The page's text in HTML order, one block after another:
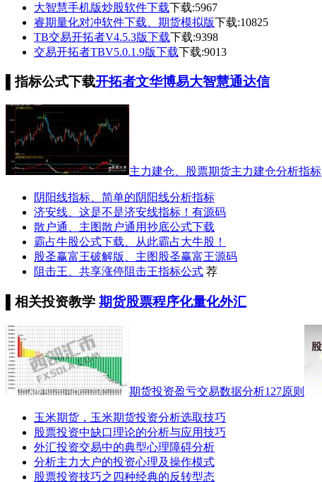
大智慧手机版炒股软件下载下载:5967
睿期量化对冲软件下载、期货模拟版下载:10825
TB交易开拓者V4.5.3版下载下载:9398
交易开拓者TBV5.0.1.9版下载下载:9013
▌指标公式下载开拓者文华博易大智慧通达信
主力建仓、股票期货主力建仓分析指标
阴阳线指标、简单的阴阳线分析指标
济安线、这是不是济安线指标！有源码
散户通、主图散户通用抄底公式下载
霸占牛股公式下载、从此霸占大牛股！
股圣赢富王破解版、主图股圣赢富王源码
阻击王、共享涨停阻击王指标公式 荐
相关投资教学 期货股票程序化量化外汇
期货投资盈亏交易数据分析127原则
玉米期货，玉米期货投资分析选取技巧
股票投资中缺口理论的分析与应用技巧
外汇投资交易中的典型心理障碍分析
分析主力大户的投资心理及操作模式
股票投资技巧之四种经典的反转型态